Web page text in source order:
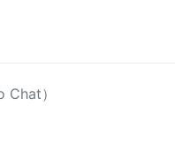
Chat）